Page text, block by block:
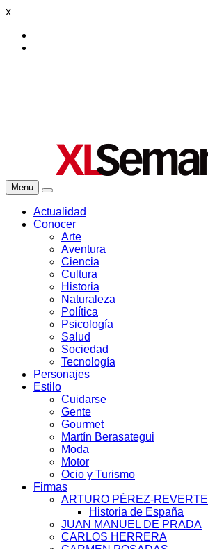
x
Menu
Actualidad
Conocer
Arte
Aventura
Ciencia
Cultura
Historia
Naturaleza
Política
Psicología
Salud
Sociedad
Tecnología
Personajes
Estilo
Cuidarse
Gente
Gourmet
Martín Berasategui
Moda
Motor
Ocio y Turismo
Firmas
ARTURO PÉREZ-REVERTE
Historia de España
JUAN MANUEL DE PRADA
CARLOS HERRERA